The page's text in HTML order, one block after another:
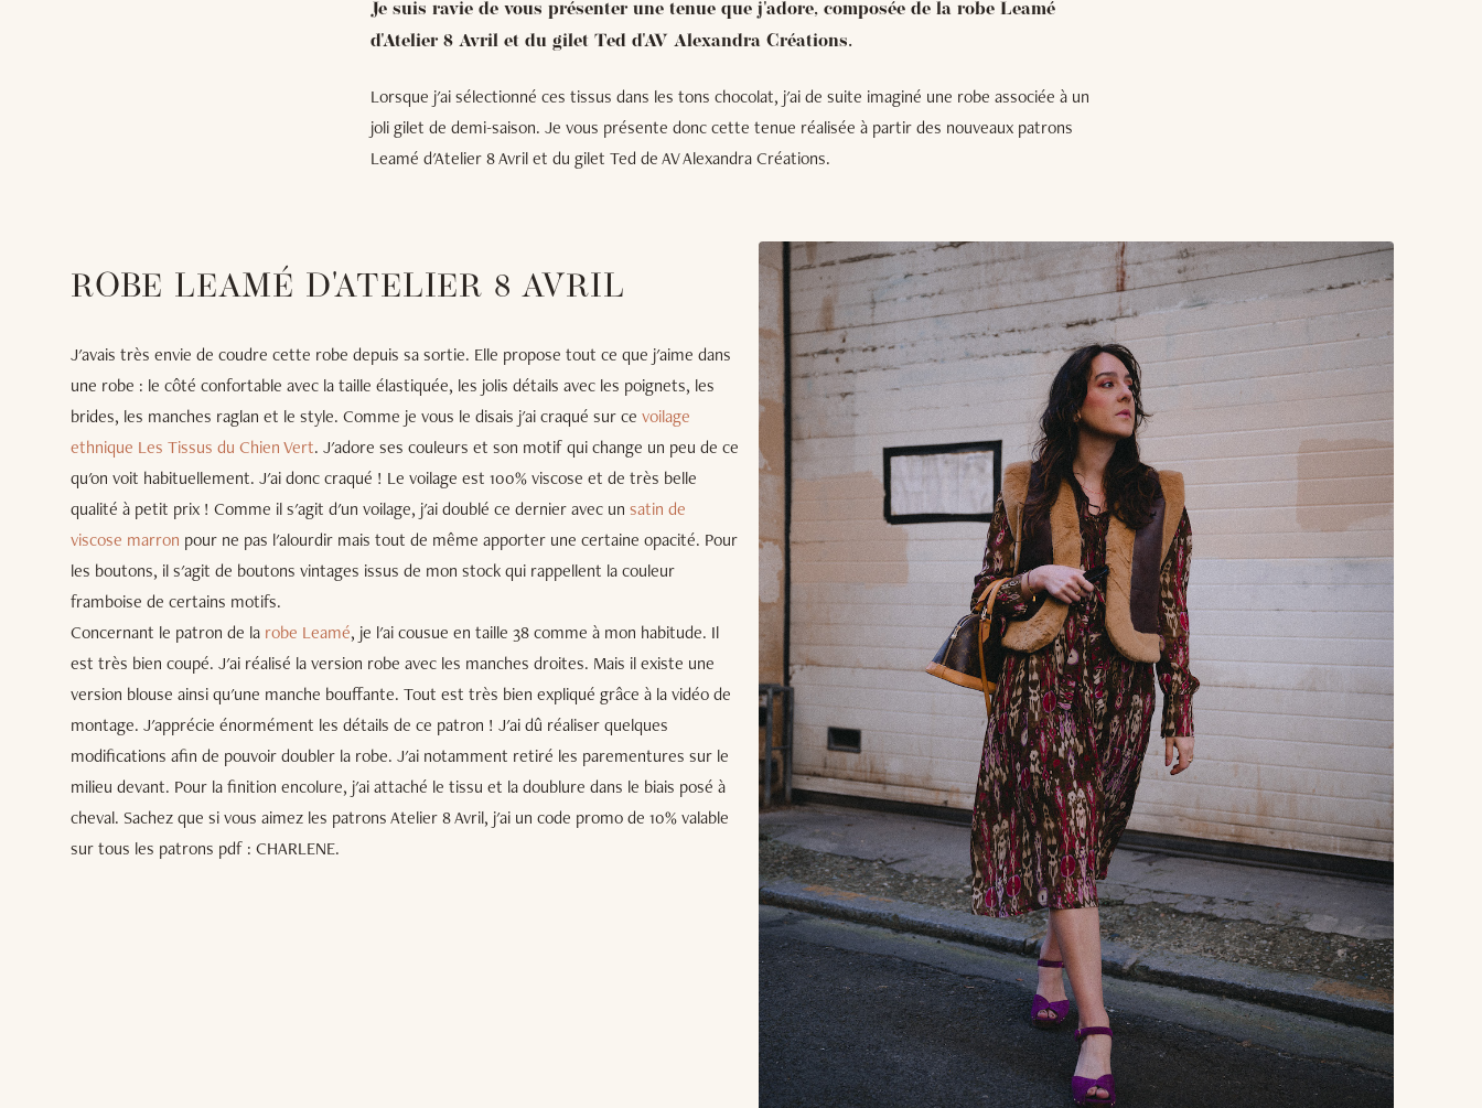
Je suis ravie de vous présenter une tenue que j'adore, composée de la robe Leamé
d'Atelier 8 Avril et du gilet Ted d'AV Alexandra Créations.
Lorsque j'ai sélectionné ces tissus dans les tons chocolat, j'ai de suite imaginé une robe associée à un
joli gilet de demi-saison. Je vous présente donc cette tenue réalisée à partir des nouveaux patrons
Leamé d'Atelier 8 Avril et du gilet Ted de AV Alexandra Créations.
ROBE LEAMÉ D'ATELIER 8 AVRIL
J'avais très envie de coudre cette robe depuis sa sortie. Elle propose tout ce que j'aime dans
une robe : le côté confortable avec la taille élastiquée, les jolis détails avec les poignets, les
brides, les manches raglan et le style. Comme je vous le disais j'ai craqué sur ce voilage
ethnique Les Tissus du Chien Vert. J'adore ses couleurs et son motif qui change un peu de ce
qu'on voit habituellement. J'ai donc craqué ! Le voilage est 100% viscose et de très belle
qualité à petit prix ! Comme il s'agit d'un voilage, j'ai doublé ce dernier avec un satin de
viscose marron pour ne pas l'alourdir mais tout de même apporter une certaine opacité. Pour
les boutons, il s'agit de boutons vintages issus de mon stock qui rappellent la couleur
framboise de certains motifs.
Concernant le patron de la robe Leamé, je l'ai cousue en taille 38 comme à mon habitude. Il
est très bien coupé. J'ai réalisé la version robe avec les manches droites. Mais il existe une
version blouse ainsi qu'une manche bouffante. Tout est très bien expliqué grâce à la vidéo de
montage. J'apprécie énormément les détails de ce patron ! J'ai dû réaliser quelques
modifications afin de pouvoir doubler la robe. J'ai notamment retiré les parementures sur le
milieu devant. Pour la finition encolure, j'ai attaché le tissu et la doublure dans le biais posé à
cheval. Sachez que si vous aimez les patrons Atelier 8 Avril, j'ai un code promo de 10% valable
sur tous les patrons pdf : CHARLENE.